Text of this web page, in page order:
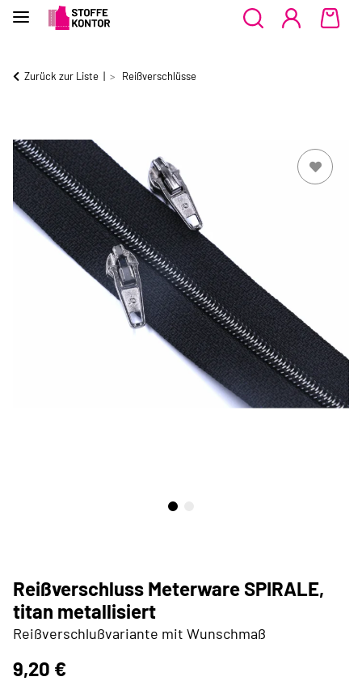
Zurück zur Liste Reißverschlüsse
Reißverschluss Meterware SPIRALE,
titan metallisiert
Reißverschlußvariante mit Wunschmaß
9,20 €